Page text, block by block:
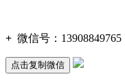
+ 微信号： 13908849765
点击复制微信